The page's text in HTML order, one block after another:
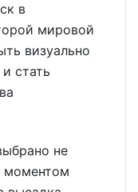
в
мировой
визуально
стать
не
моментом